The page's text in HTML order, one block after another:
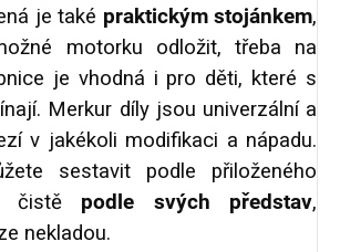
je také praktickým stojánkem,
motorku odložit, třeba na
je vhodná i pro děti, které s
Merkur díly jsou univerzální a
v jakékoli modifikaci a nápadu.
sestavit podle přiloženého
čistě podle svých představ,
nekladou.